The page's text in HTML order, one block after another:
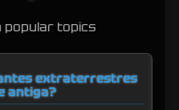
popular topics
extraterrestres
antiga?